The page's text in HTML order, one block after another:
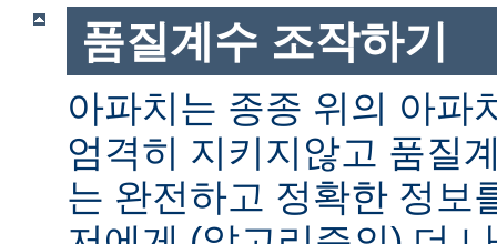
품질계수 조작하기
아파치는 종종 위의 아파
엄격히 지키지않고 품질
는 완전하고 정확한 정보